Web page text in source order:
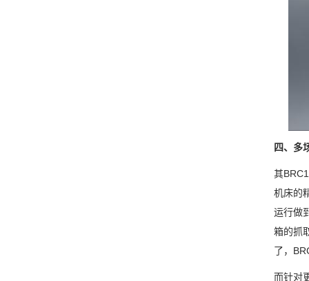
四、多
其
机床的
运行做
箱的抓
了，
而针对